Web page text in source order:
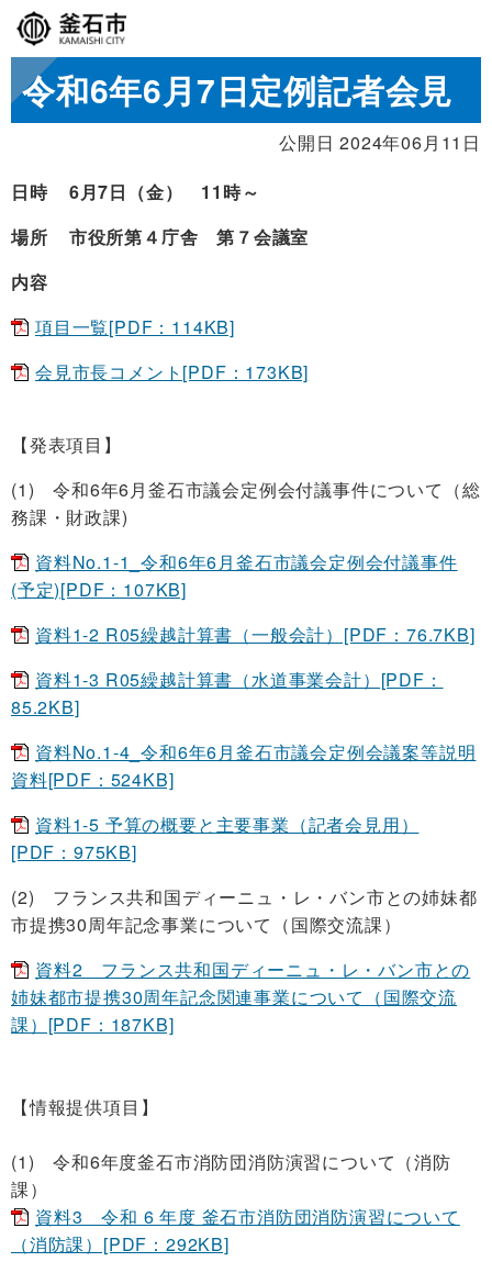
令和6年6月7日定例記者会見
公開日 2024年06月11日
日時 6月7日（金） 11時～
場所 市役所第４庁舎 第７会議室
内容
項目一覧[PDF：114KB]
会見市長コメント[PDF：173KB]
【発表項目】
(1) 令和6年6月釜石市議会定例会付議事件について（総
務課・財政課)
資料No.1-1_令和6年6月釜石市議会定例会付議事件
(予定)[PDF：107KB]
資料1-2 R05繰越計算書（一般会計）[PDF：76.7KB]
資料1-3 R05繰越計算書（水道事業会計）[PDF：
85.2KB]
資料No.1-4_令和6年6月釜石市議会定例会議案等説明
資料[PDF：524KB]
資料1-5 予算の概要と主要事業（記者会見用）
[PDF：975KB]
(2) フランス共和国ディーニュ・レ・バン市との姉妹都
市提携30周年記念事業について（国際交流課）
資料2 フランス共和国ディーニュ・レ・バン市との
姉妹都市提携30周年記念関連事業について（国際交流
課）[PDF：187KB]
【情報提供項目】
(1) 令和6年度釜石市消防団消防演習について（消防
課）
資料3 令和 6 年度 釜石市消防団消防演習について
（消防課）[PDF：292KB]